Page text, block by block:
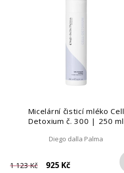
Micelární čisticí mléko Cell
Detoxium č. 300 | 250 ml
Diego dalla Palma
1 123 Kč 925 Kč